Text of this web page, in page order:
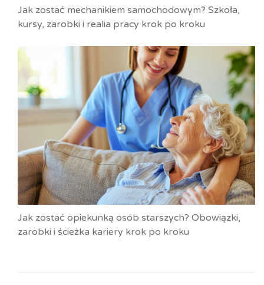
Jak zostać mechanikiem samochodowym? Szkoła,
kursy, zarobki i realia pracy krok po kroku
Jak zostać opiekunką osób starszych? Obowiązki,
zarobki i ścieżka kariery krok po kroku